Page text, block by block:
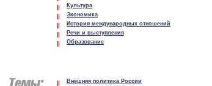
Культура
Экономика
История международных отношений
Речи и выступления
Образование
Внешняя политика России